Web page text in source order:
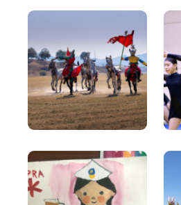
Ads And Marketing Tools
Facebook Ads
Facebook ad copies that make
out.